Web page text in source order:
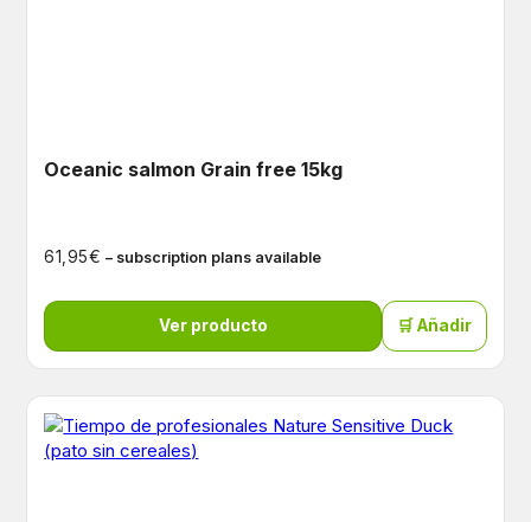
Oceanic salmon Grain free 15kg
61,95€ – subscription plans available
Ver producto 🛒 Añadir